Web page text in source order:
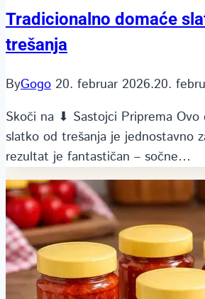
Tradicionalno domaće
trešanja
ByGogo 20. februar 2026.20.
Skoči na ⬇ Sastojci Priprema Ovo
slatko od trešanja je jednostavno
rezultat je fantastičan – sočne…